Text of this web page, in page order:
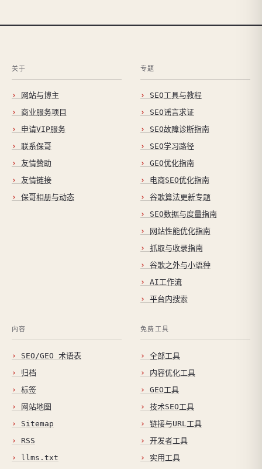
关于
网站与博主
商业服务项目
申请VIP服务
联系保哥
友情赞助
友情链接
保哥相册与动态
专题
SEO工具与教程
SEO谣言求证
SEO故障诊断指南
SEO学习路径
GEO优化指南
电商SEO优化指南
谷歌算法更新专题
SEO数据与度量指南
网站性能优化指南
抓取与收录指南
谷歌之外与小语种
AI工作流
平台内搜索
内容
SEO/GEO 术语表
归档
标签
网站地图
Sitemap
RSS
llms.txt
免费工具
全部工具
内容优化工具
GEO工具
技术SEO工具
链接与URL工具
开发者工具
实用工具